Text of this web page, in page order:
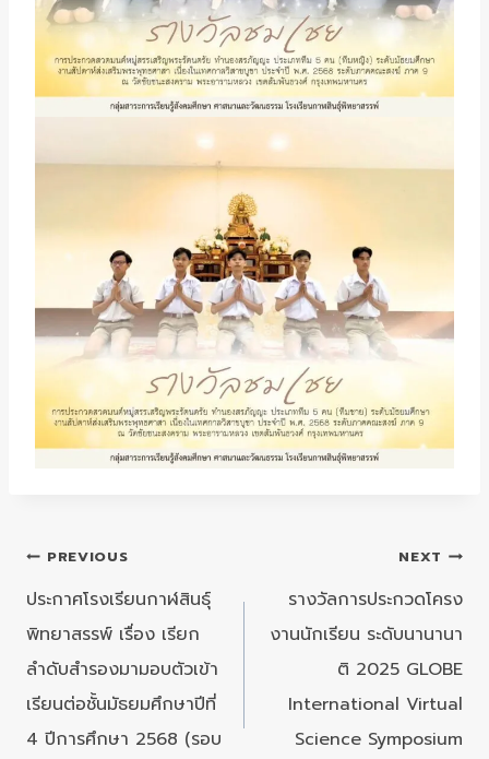
แนะแนว
เรื่อง
PREVIOUS
ประกาศโรงเรียนกาฬสินธุ์
พิทยาสรรพ์ เรื่อง เรียก
ลำดับสำรองมามอบตัวเข้า
เรียนต่อชั้นมัธยมศึกษาปีที่
4 ปีการศึกษา 2568 (รอบ
NEXT
รางวัลการประกวดโครง
งานนักเรียน ระดับนานานา
ติ 2025 GLOBE
International Virtual
Science Symposium